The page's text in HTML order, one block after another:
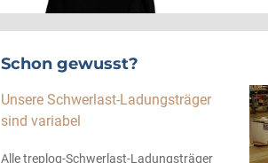
Schon gewusst?
Unsere Schwerlast-Ladungsträger
sind variabel
Alle treplog-Schwerlast-Ladungsträger